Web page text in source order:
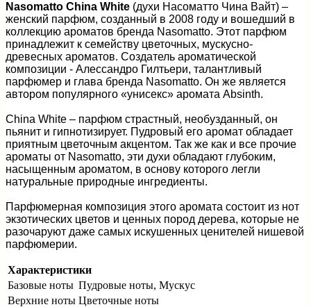
Nasomatto China White (духи Насоматто Чина Вайт) –
женский парфюм, созданный в 2008 году и вошедший в
коллекцию ароматов бренда Nasomatto. Этот парфюм
принадлежит к семейству цветочных, мускусно-
древесных ароматов. Создатель ароматической
композиции - Алессандро Гилтьери, талантливый
парфюмер и глава бренда Nasomatto. Он же является
автором популярного «унисекс» аромата Absinth.
China White – парфюм страстный, необузданный, он
пьянит и гипнотизирует. Пудровый его аромат обладает
приятным цветочным акцентом. Так же как и все прочие
ароматы от Nasomatto, эти духи обладают глубоким,
насыщенным ароматом, в основу которого легли
натуральные природные ингредиенты.
Парфюмерная композиция этого аромата состоит из нот
экзотических цветов и ценных пород дерева, которые не
разочаруют даже самых искушенных ценителей нишевой
парфюмерии.
Характеристики
Базовые ноты Пудровые ноты, Мускус
Верхние ноты Цветочные ноты